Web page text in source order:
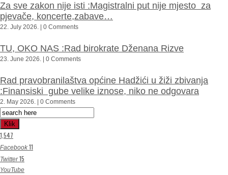
Za sve zakon nije isti :Magistralni put nije mjesto za
pjevače, koncerte,zabave…
22. July 2026. | 0 Comments
TU, OKO NAS :Rad birokrate Dženana Rizve
23. June 2026. | 0 Comments
Rad pravobranilaštva općine Hadžići u žiži zbivanja
:Finansiski gube velike iznose, niko ne odgovara
2. May 2026. | 0 Comments
Klik
1,547
Facebook 11
Twitter 15
YouTube